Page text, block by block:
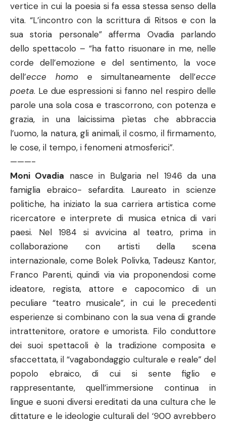
vertice in cui la poesia si fa essa stessa senso della
vita. “L’incontro con la scrittura di Ritsos e con la
sua storia personale” afferma Ovadia parlando
dello spettacolo – “ha fatto risuonare in me, nelle
corde dell’emozione e del sentimento, la voce
dell’ecce homoe simultaneamente dell’ecce
poeta. Le due espressioni si fanno nel respiro delle
parole una sola cosa e trascorrono, con potenza e
grazia, in una laicissima pìetas che abbraccia
l’uomo, la natura, gli animali, il cosmo, il firmamento,
le cose, il tempo, i fenomeni atmosferici”.
———-
Moni Ovadia nasce in Bulgaria nel 1946 da una
famiglia ebraico- sefardita. Laureato in scienze
politiche, ha iniziato la sua carriera artistica come
ricercatore e interprete di musica etnica di vari
paesi. Nel 1984 si avvicina al teatro, prima in
collaborazione con artisti della scena
internazionale, come Bolek Polivka, Tadeusz Kantor,
Franco Parenti, quindi via via proponendosi come
ideatore, regista, attore e capocomico di un
peculiare “teatro musicale”, in cui le precedenti
esperienze si combinano con la sua vena di grande
intrattenitore, oratore e umorista. Filo conduttore
dei suoi spettacoli è la tradizione composita e
sfaccettata, il “vagabondaggio culturale e reale” del
popolo ebraico, di cui si sente figlio e
rappresentante, quell’immersione continua in
lingue e suoni diversi ereditati da una cultura che le
dittature e le ideologie culturali del ‘900 avrebbero